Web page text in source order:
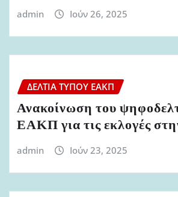
admin Ιούν 26, 2025
ΔΕΛΤΊΑ ΤΎΠΟΥ ΕΑΚΠ
Ανακοίνωση του
ΕΑΚΠ για τις εκλογές
admin Ιούν 23, 2025